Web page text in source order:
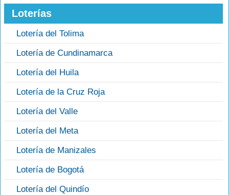
Loterías
Lotería del Tolima
Lotería de Cundinamarca
Lotería del Huila
Lotería de la Cruz Roja
Lotería del Valle
Lotería del Meta
Lotería de Manizales
Lotería de Bogotá
Lotería del Quindío